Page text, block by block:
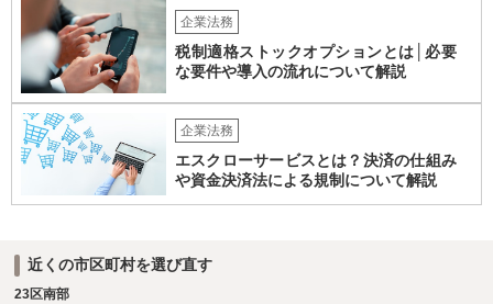
企業法務
税制適格ストックオプションとは│必要
な要件や導入の流れについて解説
企業法務
エスクローサービスとは？決済の仕組み
や資金決済法による規制について解説
近くの市区町村を選び直す
23区南部